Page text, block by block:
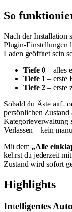
So
Nach der Installation
Plugin-Einstellungen
Laden geöffnet sein
Tiefe 0 – alles
Tiefe 1 – erste
Tiefe 2 – erste
Sobald du Äste auf-
persönlichen
Kategorieverwaltung
Verlassen – kein
Mit dem „Alle
kehrst du jederzeit
Zustand wird sofort
Highlights
Intelligentes